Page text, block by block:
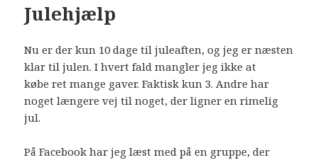
Julehjælp
Nu er der kun 10 dage til juleaften, og jeg er næsten
klar til julen. I hvert fald mangler jeg ikke at
købe ret mange gaver. Faktisk kun 3. Andre har
noget længere vej til noget, der ligner en rimelig
jul.
På Facebook har jeg læst med på en gruppe, der